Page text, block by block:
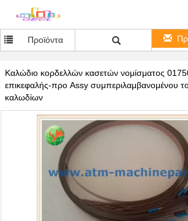
Προϊόντα
Καλώδιο κορδελλών κασετών νομίσματος
επικεφαλής-προ Assy συμπεριλαμβανομένου
καλωδίων